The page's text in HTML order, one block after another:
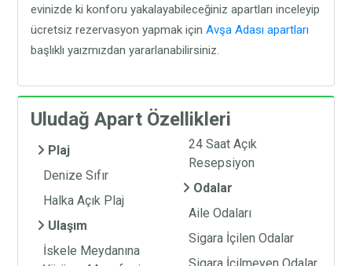
evinizde ki konforu yakalayabileceğiniz apartları inceleyip
ücretsiz rezervasyon yapmak içinAvşa Adası apartları
başlıklı yaızmızdan yararlanabilirsiniz.
Uludağ Apart Özellikleri
Plaj
Denize Sıfır
Halka Açık Plaj
Ulaşım
İskele Meydanına
24 Saat Açık
Resepsiyon
Odalar
Aile Odaları
Sigara İçilen Odalar